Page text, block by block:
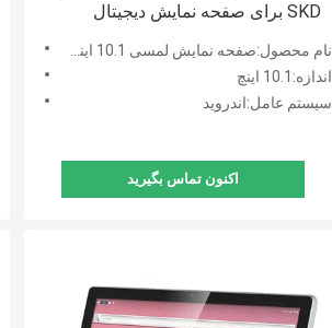
SKD برای صفحه نمایش دیجیتال
ساینیج ال سی دی
نام محصول:صفحه نمایش لمسی 10.1 اینچی بخش SKD برای صفحه نمایش دیجیتال ساینیج ال سی دی
اندازه:10.1 اینچ
سیستم عامل:اندروید
اکنون تماس بگیرید